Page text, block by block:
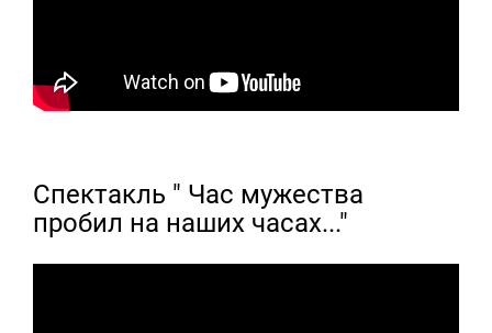
Спектакль " Час мужества
пробил на наших часах..."